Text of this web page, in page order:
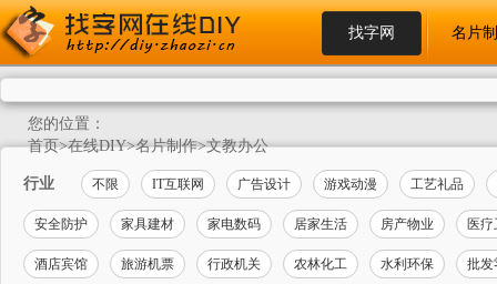
找字网 名片
您的位置：
首页>在线DIY>名片制作>文教办公
行业 不限 IT互联网 广告设计 游戏动漫 工艺礼品
安全防护 家具建材 家电数码 居家生活 房产物业 医
酒店宾馆 旅游机票 行政机关 农林化工 水利环保 批发